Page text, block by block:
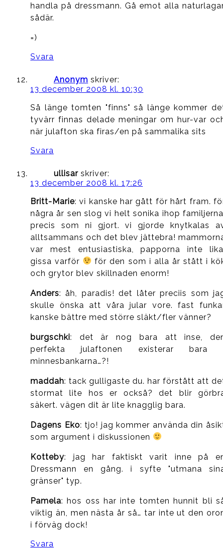
handla på dressmann. Gå emot alla
sådär.
=)
Svara
Anonym skriver:
13 december 2008 kl. 10:30
Så länge tomten "finns" så länge kommer
tyvärr finnas delade meningar om hur-var
när julafton ska firas/en på sammalika sits
Svara
ullisar skriver:
13 december 2008 kl. 17:26
Britt-Marie: vi kanske har gått för hårt fram.
några år sen slog vi helt sonika ihop
precis som ni gjort. vi gjorde knytkalas
alltsammans och det blev jättebra!
var mest entusiastiska, papporna inte
gissa varför
för den som i alla år stått i
och grytor blev skillnaden enorm!
Anders: åh, paradis! det låter preciis som
skulle önska att våra jular vore. fast
kanske bättre med större släkt/fler vänner?
burgschki: det är nog bara att inse,
perfekta julaftonen existerar bara
minnesbankarna…?!
maddah: tack gulligaste du. har förstått att
stormat lite hos er också? det blir
säkert. vägen dit är lite knagglig bara.
Dagens Eko: tjo! jag kommer använda din
som argument i diskussionen
Kotteby: jag har faktiskt varit inne på
Dressmann en gång. i syfte "utmana
gränser" typ.
Pamela: hos oss har inte tomten hunnit bli
viktig än, men nästa år så… tar inte ut den
i förväg dock!
Svara